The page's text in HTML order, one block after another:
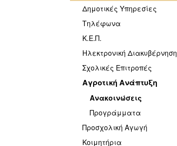
Δημοτικές Υπηρεσίες
Τηλέφωνα
Κ.Ε.Π.
Ηλεκτρονική Διακυβέρνηση
Σχολικές Επιτροπές
Αγροτική Ανάπτυξη
Ανακοινώσεις
Προγράμματα
Προσχολική Αγωγή
Κοιμητήρια